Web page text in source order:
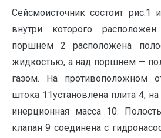
Сейсмоисточник состоит рис.1
внутри которого
поршнем 2 расположена
жидкостью, а над поршнем —
газом. На противоположном
штока 11установлена плита 4,
инерционная масса 10.
клапан 9 соединена с